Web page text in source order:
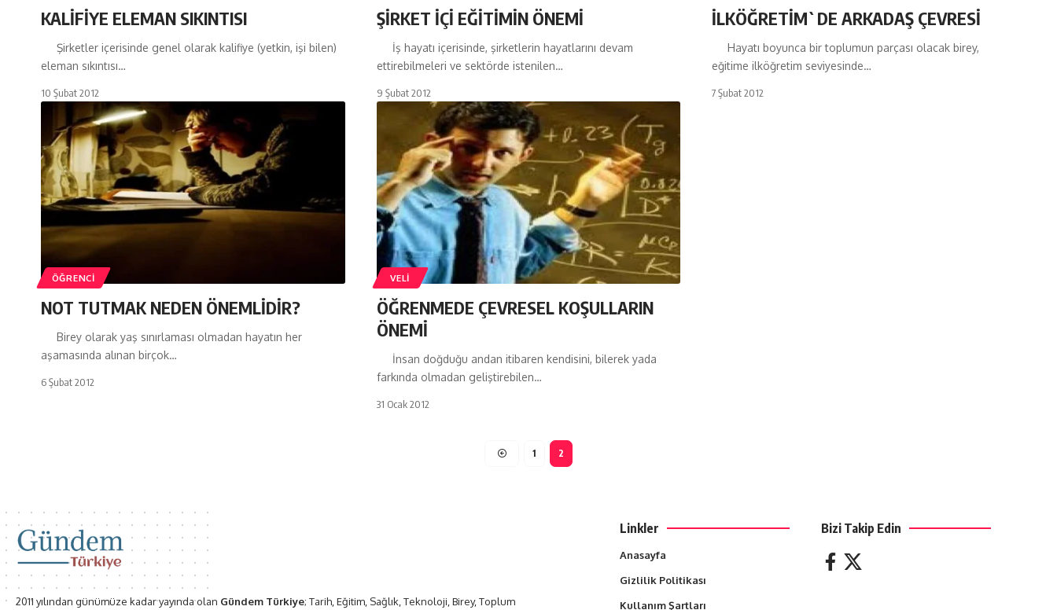
KALİFİYE ELEMAN SIKINTISI
Şirketler içerisinde genel olarak kalifiye (yetkin, işi bilen)
eleman sıkıntısı…
10 Şubat 2012
ŞİRKET İÇİ EĞİTİMİN ÖNEMİ
İş hayatı içerisinde, şirketlerin hayatlarını devam
ettirebilmeleri ve sektörde istenilen…
9 Şubat 2012
İLKÖĞRETİM`DE ARKADAŞ ÇEVRESİ
Hayatı boyunca bir toplumun parçası olacak birey,
eğitime ilköğretim seviyesinde…
7 Şubat 2012
ÖĞRENCI
NOT TUTMAK NEDEN ÖNEMLİDİR?
Birey olarak yaş sınırlaması olmadan hayatın her
aşamasında alınan birçok…
6 Şubat 2012
VELI
ÖĞRENMEDE ÇEVRESEL KOŞULLARIN
ÖNEMİ
İnsan doğduğu andan itibaren kendisini, bilerek yada
farkında olmadan geliştirebilen…
31 Ocak 2012
1 2
2011 yılından günümüze kadar yayında olan Gündem Türkiye; Tarih, Eğitim, Sağlık, Teknoloji, Birey, Toplum
Linkler
Anasayfa
Gizlilik Politikası
Kullanım Şartları
Bizi Takip Edin